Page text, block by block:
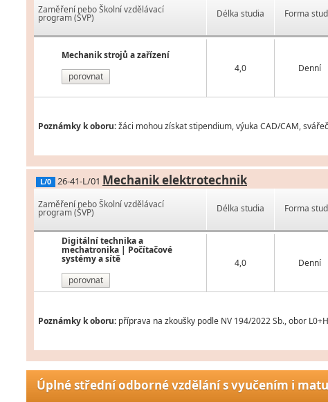
Zaměření nebo Školní vzdělávací
program (ŠVP)
Mechanik strojů a zařízení
porovnat
Délka studia Forma
4,0 Denní
Poznámky k oboru:žáci mohou získat stipendium, výuka CAD/CAM,
L/0 26-41-L/01 Mechanik elektrotechnik
Zaměření nebo Školní vzdělávací
program (ŠVP)
Digitální technika a
mechatronika | Počítačové
systémy a sítě
porovnat
Délka studia Forma
4,0 Denní
Poznámky k oboru: příprava na zkoušky podle NV 194/2022 Sb., obor
Úplné střední odborné vzdělání s vyučením i